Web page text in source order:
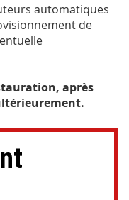
automatiques
de
après